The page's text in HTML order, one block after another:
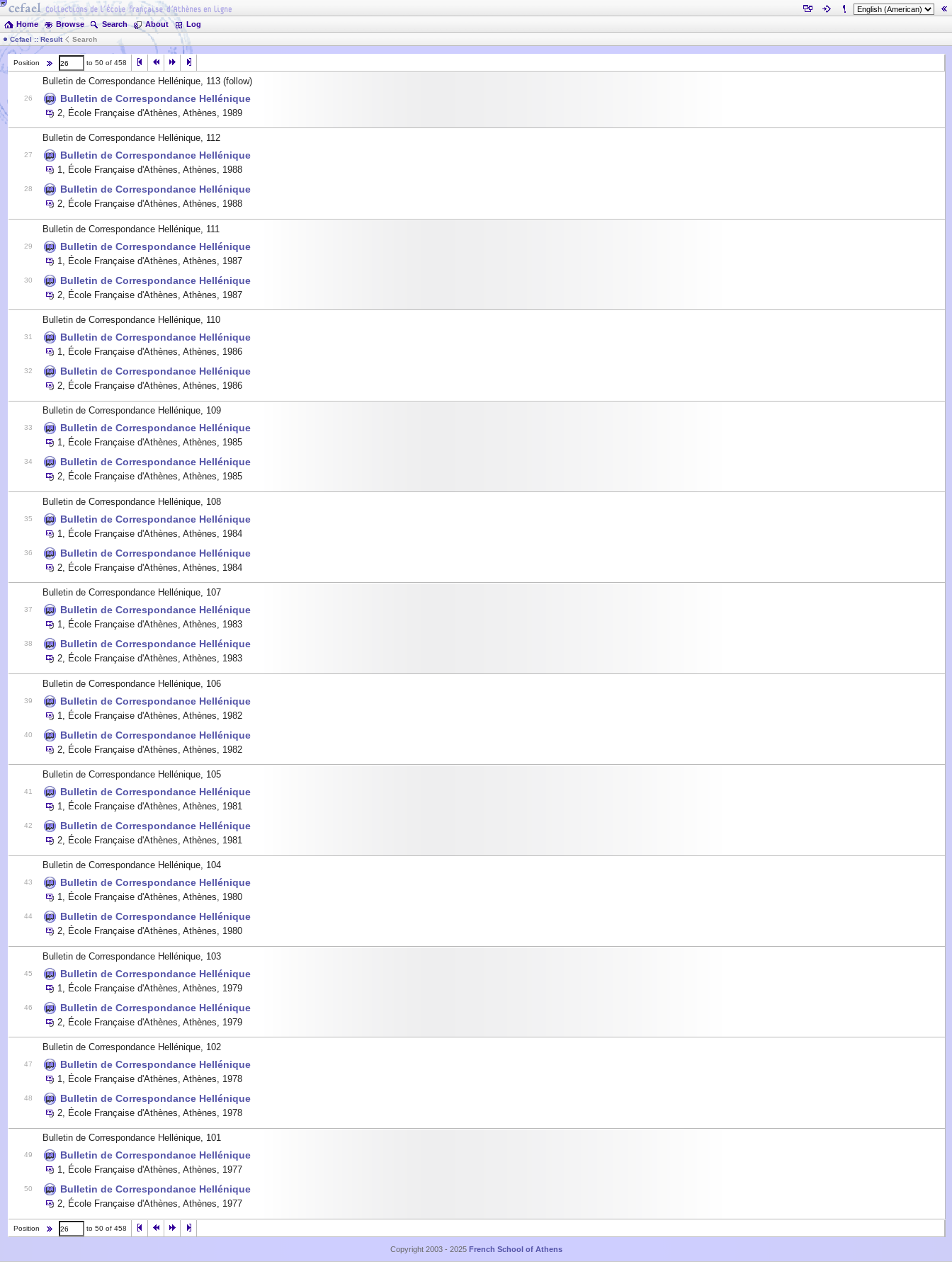
Home Browse Search About Log
Cefael :: Result Search
Position to 50 of 458
Bulletin de Correspondance Hellénique, 113 (follow)
26 Bulletin de Correspondance Hellénique
2 École Française d'Athènes, Athènes 1989
Bulletin de Correspondance Hellénique, 112
27 Bulletin de Correspondance Hellénique
1, École Française d'Athènes, Athènes, 1988
28 Bulletin de Correspondance Hellénique
2, École Française d'Athènes, Athènes, 1988
Bulletin de Correspondance Hellénique, 111
29 Bulletin de Correspondance Hellénique
1 École Française d'Athènes, Athènes 1987
30 Bulletin de Correspondance Hellénique
2 École Française d'Athènes, Athènes 1987
Bulletin de Correspondance Hellénique, 110
31 Bulletin de Correspondance Hellénique
1 École Française d'Athènes, Athènes 1986
32 Bulletin de Correspondance Hellénique
2 École Française d'Athènes, Athènes 1986
Bulletin de Correspondance Hellénique, 109
33 Bulletin de Correspondance Hellénique
1, École Française d'Athènes, Athènes, 1985
34 Bulletin de Correspondance Hellénique
2, École Française d'Athènes, Athènes, 1985
Bulletin de Correspondance Hellénique, 108
35 Bulletin de Correspondance Hellénique
1 École Française d'Athènes, Athènes 1984
36 Bulletin de Correspondance Hellénique
2 École Française d'Athènes, Athènes 1984
Bulletin de Correspondance Hellénique, 107
37 Bulletin de Correspondance Hellénique
1, École Française d'Athènes, Athènes, 1983
38 Bulletin de Correspondance Hellénique
2, École Française d'Athènes, Athènes, 1983
Bulletin de Correspondance Hellénique, 106
39 Bulletin de Correspondance Hellénique
1 École Française d'Athènes, Athènes 1982
40 Bulletin de Correspondance Hellénique
2 École Française d'Athènes, Athènes 1982
Bulletin de Correspondance Hellénique, 105
41 Bulletin de Correspondance Hellénique
1 École Française d'Athènes, Athènes 1981
42 Bulletin de Correspondance Hellénique
2 École Française d'Athènes, Athènes 1981
Bulletin de Correspondance Hellénique, 104
43 Bulletin de Correspondance Hellénique
1, École Française d'Athènes, Athènes, 1980
44 Bulletin de Correspondance Hellénique
2, École Française d'Athènes, Athènes, 1980
Bulletin de Correspondance Hellénique, 103
45 Bulletin de Correspondance Hellénique
1 École Française d'Athènes, Athènes 1979
46 Bulletin de Correspondance Hellénique
2 École Française d'Athènes, Athènes 1979
Bulletin de Correspondance Hellénique, 102
47 Bulletin de Correspondance Hellénique
1 École Française d'Athènes, Athènes 1978
48 Bulletin de Correspondance Hellénique
2 École Française d'Athènes, Athènes 1978
Bulletin de Correspondance Hellénique, 101
49 Bulletin de Correspondance Hellénique
1, École Française d'Athènes, Athènes, 1977
50 Bulletin de Correspondance Hellénique
2, École Française d'Athènes, Athènes, 1977
Position to 50 of 458
Copyright 2003 - 2025 French School of Athens